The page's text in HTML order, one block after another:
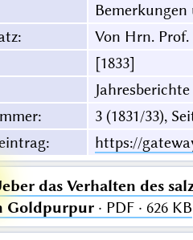
:
Von Hrn. Prof.
[1833]
Jahresberichte
:
3 (1831/33),
: https://
das Verhalten des
Goldpurpur· PDF · 626 KB